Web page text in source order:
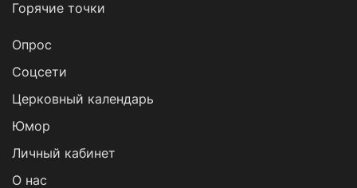
Горячие точки
Опрос
Cоцсети
Церковный календарь
Юмор
Личный кабинет
О нас